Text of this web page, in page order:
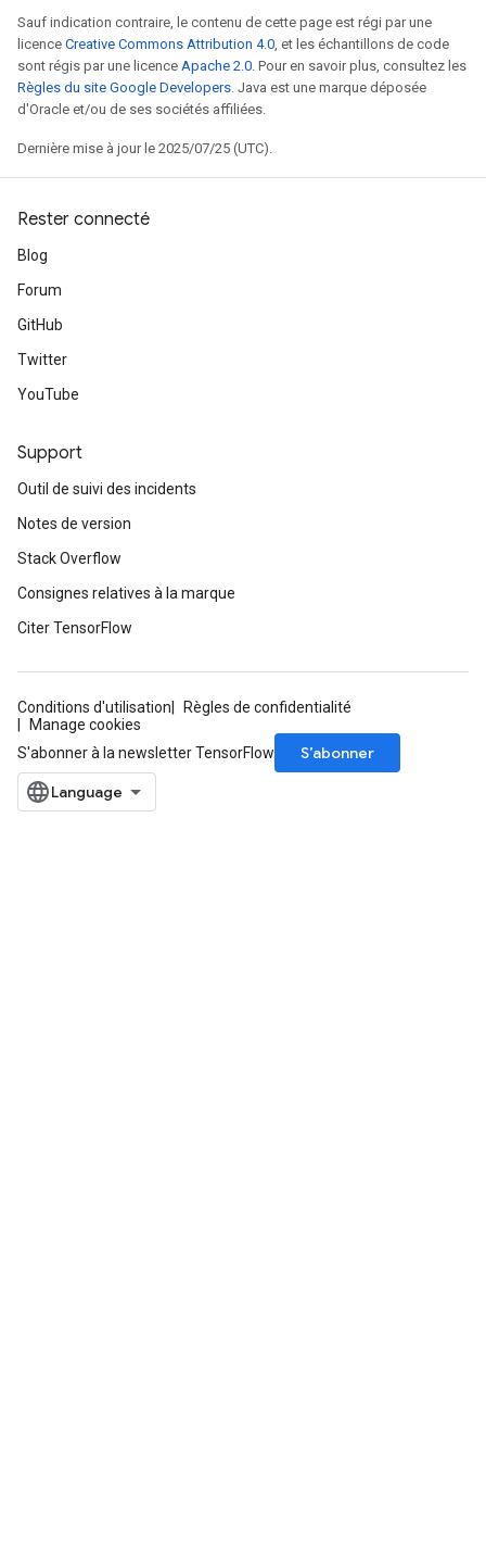
Sauf indication contraire, le contenu de cette page est régi par une
licence Creative Commons Attribution 4.0, et les échantillons de code
sont régis par une licence Apache 2.0. Pour en savoir plus, consultez les
Règles du site Google Developers. Java est une marque déposée
d'Oracle et/ou de ses sociétés affiliées.
Dernière mise à jour le 2025/07/25 (UTC).
Rester connecté
Blog
Forum
GitHub
Twitter
YouTube
Support
Outil de suivi des incidents
Notes de version
Stack Overflow
Consignes relatives à la marque
Citer TensorFlow
Conditions d'utilisation
Règles de confidentialité
Manage cookies
S'abonner à la newsletter TensorFlow
S’abonner